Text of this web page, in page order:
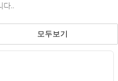
다..
모두보기